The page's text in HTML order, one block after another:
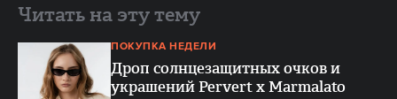
Читать на эту тему
ПОКУПКА НЕДЕЛИ
Дроп солнцезащитных очков и
украшений Pervert x Marmalato